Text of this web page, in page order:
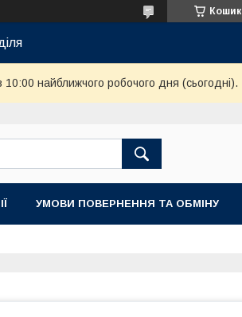
Кошик
найближчого робочого дня (сьогодні).
УМОВИ ПОВЕРНЕННЯ ТА ОБМІНУ